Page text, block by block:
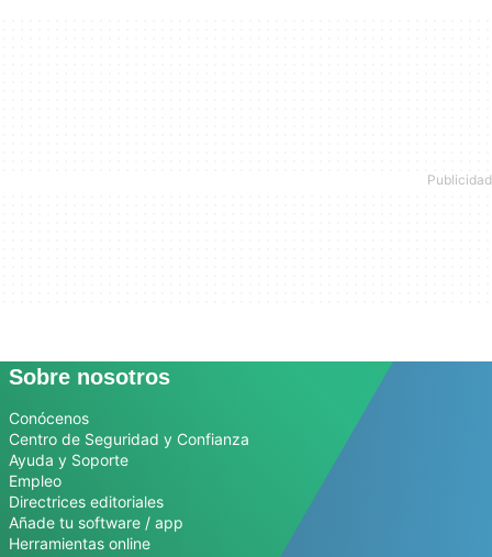
Sobre nosotros
Conócenos
Centro de Seguridad y Confianza
Ayuda y Soporte
Empleo
Directrices editoriales
Añade tu software / app
Herramientas online